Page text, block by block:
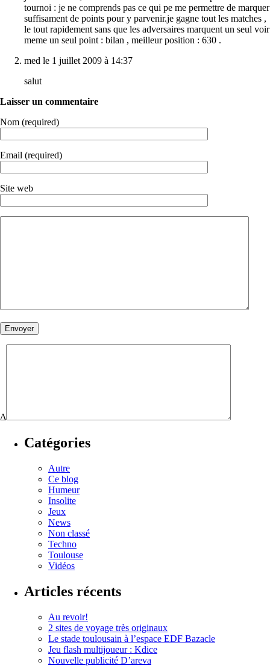
tournoi : je ne comprends pas ce qui pe me permettre de marquer
suffisament de points pour y parvenir.je gagne tout les matches ,
le tout rapidement sans que les adversaires marquent un seul voir
meme un seul point : bilan , meilleur position : 630 .
med le 1 juillet 2009 à 14:37
salut
Laisser un commentaire
Nom (required)
Email (required)
Site web
Δ
Catégories
Autre
Ce blog
Humeur
Insolite
Jeux
News
Non classé
Techno
Toulouse
Vidéos
Articles récents
Au revoir!
2 sites de voyage très originaux
Le stade toulousain à l’espace EDF Bazacle
Jeu flash multijoueur : Kdice
Nouvelle publicité D’areva